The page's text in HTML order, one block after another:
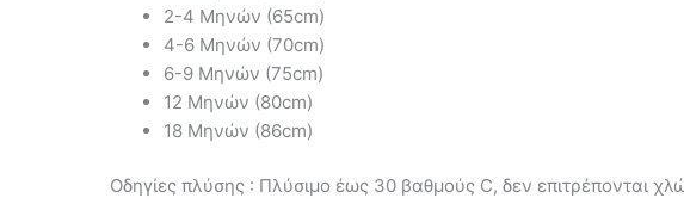
2-4 Μηνών (65cm)
4-6 Μηνών (70cm)
6-9 Μηνών (75cm)
12 Μηνών (80cm)
18 Μηνών (86cm)
Οδηγίες πλύσης : Πλύσιμο έως 30 βαθμούς C, δεν επιτρέπονται